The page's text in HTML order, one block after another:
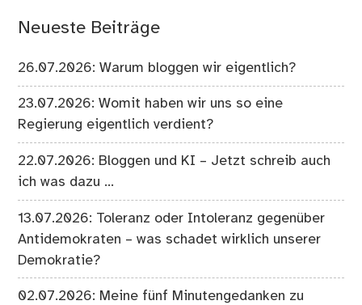
Neueste Beiträge
26.07.2026: Warum bloggen wir eigentlich?
23.07.2026: Womit haben wir uns so eine
Regierung eigentlich verdient?
22.07.2026: Bloggen und KI – Jetzt schreib auch
ich was dazu …
13.07.2026: Toleranz oder Intoleranz gegenüber
Antidemokraten – was schadet wirklich unserer
Demokratie?
02.07.2026: Meine fünf Minutengedanken zu